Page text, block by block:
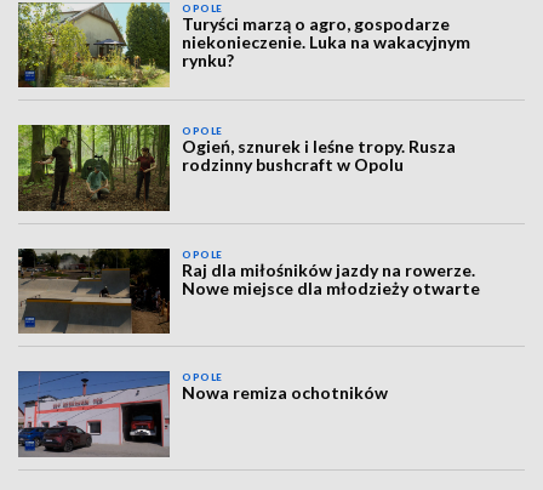
OPOLE
Turyści marzą o agro, gospodarze
niekonieczenie. Luka na wakacyjnym
rynku?
OPOLE
Ogień, sznurek i leśne tropy. Rusza
rodzinny bushcraft w Opolu
OPOLE
Raj dla miłośników jazdy na rowerze.
Nowe miejsce dla młodzieży otwarte
OPOLE
Nowa remiza ochotników